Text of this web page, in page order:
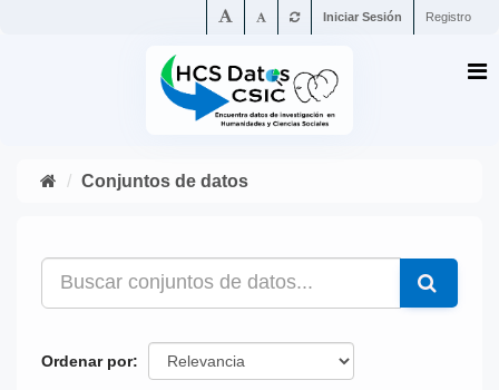
Iniciar Sesión Registro
Conjuntos de datos
Ordenar por